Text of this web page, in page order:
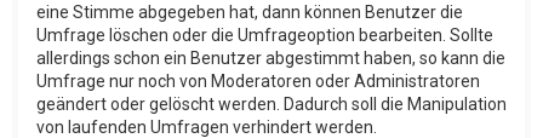
eine Stimme abgegeben hat, dann können Benutzer die
Umfrage löschen oder die Umfrageoption bearbeiten. Sollte
allerdings schon ein Benutzer abgestimmt haben, so kann die
Umfrage nur noch von Moderatoren oder Administratoren
geändert oder gelöscht werden. Dadurch soll die Manipulation
von laufenden Umfragen verhindert werden.